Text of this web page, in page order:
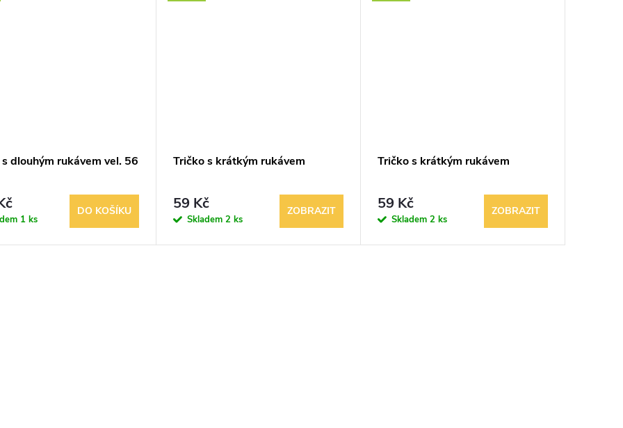
dlouhým rukávem vel. 56
1 ks
DO KOŠÍKU
Tričko s krátkým rukávem
59 Kč
Skladem 2 ks
ZOBRAZIT
Tričko s krátkým rukávem
59 Kč
Skladem 2 ks
ZOBRAZIT